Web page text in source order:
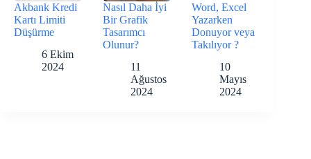
Akbank Kredi
Kartı Limiti
Düşürme
6 Ekim
2024
Nasıl Daha İyi
Bir Grafik
Tasarımcı
Olunur?
11
Ağustos
2024
Word, Excel
Yazarken
Donuyor veya
Takılıyor ?
10
Mayıs
2024